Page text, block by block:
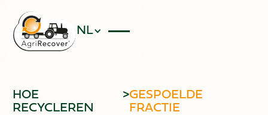
NL
HOE
RECYCLEREN
>GESPOELDE
FRACTIE